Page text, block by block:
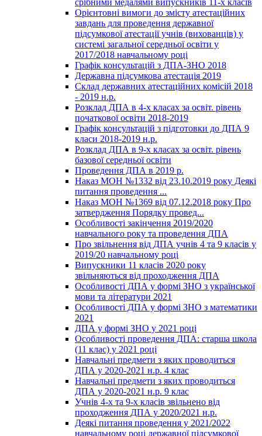
срібними медалями випускників 11-х класів
Орієнтовні вимоги до змісту атестаційних
завдань для проведення державної
підсумкової атестації учнів (вихованців) у
системі загальної середньої освіти у
2017/2018 навчальному році
Графік консультацій з ДПА-ЗНО 2018
Державна підсумкова атестація 2019
Склад державних атестаційних комісій 2018
- 2019 н.р.
Розклад ДПА в 4-х класах за освіт. рівень
початкової освіти 2018-2019
Графік консультацій з підготовки до ДПА 9
класи 2018-2019 н.р.
Розклад ДПА в 9-х класах за освіт. рівень
базової середньої освіти
Проведення ДПА в 2019 р.
Наказ МОН №1332 від 23.10.2019 року Деякі
питання проведення ...
Наказ МОН №1369 від 07.12.2018 року Про
затвердження Порядку провед...
Особливості закінчення 2019/2020
навчального року та проведення ДПА
Про звільнення від ДПА учнів 4 та 9 класів у
2019/20 навчальному році
Випускники 11 класів 2020 року
звільняються від проходження ДПА
Особливості ДПА у формі ЗНО з української
мови та літератури 2021
Особливості ДПА у формі ЗНО з математики
2021
ДПА у формі ЗНО у 2021 році
Особливості проведення ДПА: старша школа
(11 клас) у 2021 році
Навчальні предмети з яких проводиться
ДПА у 2020-2021 н.р. 4 клас
Навчальні предмети з яких проводиться
ДПА у 2020-2021 н.р. 9 клас
Учнів 4-х та 9-х класів звільнено від
проходження ДПА у 2020/2021 н.р.
Деякі питання проведення у 2021/2022
навчальному році державної підсумкової